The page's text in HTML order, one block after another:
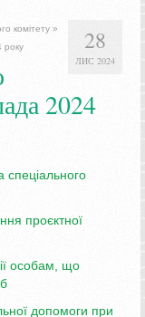
28
ЛИС 2024
комітету »
року
2024
спеціального
проєктної
особам, що
допомоги при